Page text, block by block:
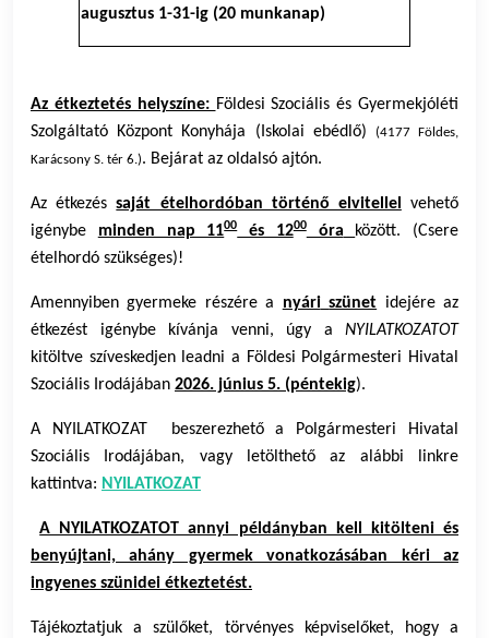
augusztus 1-31-ig (20 munkanap)
Az étkeztetés helyszíne: Földesi Szociális és Gyermekjóléti
Szolgáltató Központ Konyhája (Iskolai ebédlő)
(4177 Földes,
Karácsony S. tér 6.). Bejárat az oldalsó ajtón.
Az étkezéssaját ételhordóban történő elvitellel
vehető
igénybe minden nap 1100és 1200óra
között. (Csere
ételhordó szükséges)!
Amennyiben gyermeke részére a nyári szünet idejére az
étkezést igénybe kívánja venni, úgy a NYILATKOZATOT
kitöltve szíveskedjen leadni a Földesi Polgármesteri Hivatal
Szociális Irodájában 2026. június 5. (péntekig).
A NYILATKOZAT
beszerezhető a Polgármesteri Hivatal
Szociális Irodájában, vagy letölthető az alábbi linkre
kattintva: NYILATKOZAT
A NYILATKOZATOT annyi példányban kell kitölteni és
benyújtani, ahány gyermek vonatkozásában kéri az
ingyenes szünidei étkeztetést.
Tájékoztatjuk a szülőket, törvényes képviselőket, hogy a